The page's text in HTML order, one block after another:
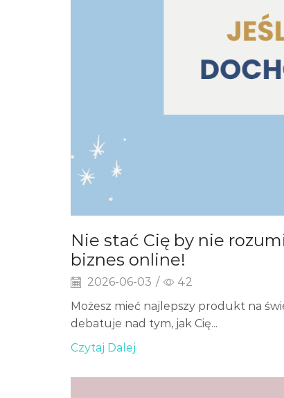
Nie stać Cię by nie
biznes online!
2026-06-03 /
42
Możesz mieć najlepszy produkt na
debatuje nad tym, jak Cię...
Czytaj Dalej